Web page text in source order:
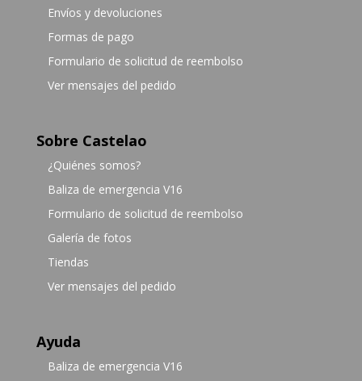
Envíos y devoluciones
Formas de pago
Formulario de solicitud de reembolso
Ver mensajes del pedido
Sobre Castelao
¿Quiénes somos?
Baliza de emergencia V16
Formulario de solicitud de reembolso
Galería de fotos
Tiendas
Ver mensajes del pedido
Ayuda
Baliza de emergencia V16